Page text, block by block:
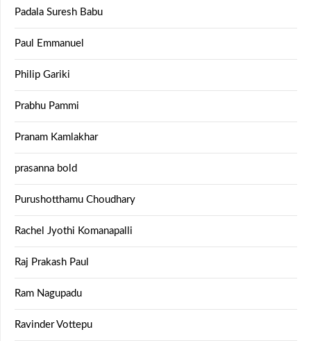
Padala Suresh Babu
Paul Emmanuel
Philip Gariki
Prabhu Pammi
Pranam Kamlakhar
prasanna bold
Purushotthamu Choudhary
Rachel Jyothi Komanapalli
Raj Prakash Paul
Ram Nagupadu
Ravinder Vottepu